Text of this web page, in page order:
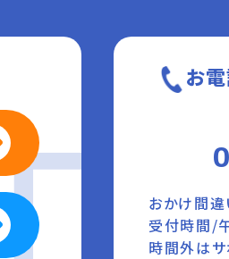
お
おかけ間違
受付時間/
時間外はサ